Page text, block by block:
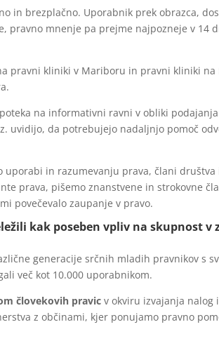
in brezplačno. Uporabnik prek obrazca,
pravno mnenje pa prejme najpozneje v 14
pravni kliniki v Mariboru in pravni kliniki na
na informativni ravni v obliki
uvidijo, da potrebujejo nadaljnjo pomoč
uporabi in razumevanju prava, člani društva
prava, pišemo znanstvene in strokovne
povečevalo zaupanje v pravo.
kak poseben vpliv na skupnost v
generacije srčnih mladih pravnikov s
več kot 10.000 uporabnikom.
človekovih pravic v okviru izvajanja nalog
z občinami, kjer ponujamo pravno